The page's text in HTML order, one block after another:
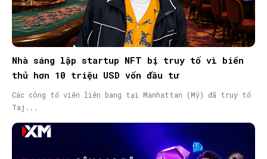
Nhà sáng lập startup NFT bị truy tố vì biển
thủ hơn 10 triệu USD vốn đầu tư
Các công tố viên liên bang tại Manhattan (Mỹ) đã truy tố
Taj...